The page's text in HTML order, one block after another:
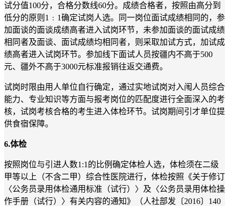
试分值100分，合格分数线60分。成绩合格者，按照由高分到
低分的原则 1 ﹕ 1确定试岗人选。同一岗位面试成绩相同的，参
加面谈的面谈成绩高者进入试岗环节，未参加面谈的面试成绩
相同者及面谈、面试成绩均相同者，则采取加试方式，加试成
绩高者进入试岗环节。参加线下面试人员按疆内不高于500
元、疆外不高于3000元标准报销往返交通费。
试岗时限由用人单位自行确定，通过实地试岗对入闱人员综合
能力、专业知识等方面与报考岗位的匹配度进行全面深入的考
核，试岗考核合格的考生进入体检环节。试岗期间引才单位提
供食宿保障。
6.体检
按照岗位与引进人数1:1 的比例确定体检人选，体检须在二级
甲等以上（不含二甲）综合性医院进行，体检按照《关于修订
〈公务员录用体检通用标准（试行）〉及〈公务员录用体检操
作手册（试行）〉有关内容的通知》（人社部发〔2016〕 140